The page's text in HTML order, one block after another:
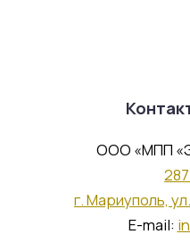
Участок
Участок
Партнерство
партнеры
ООО «МПП
г. Мариуполь,
E-mail: